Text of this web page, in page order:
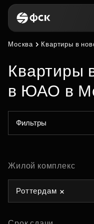
Москва Квартиры в
Квартиры
в ЮАО в
Фильтры
Жилой комплекс
Роттердам